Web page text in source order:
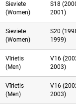
Sieviete
(Women)
S18
2001)
Sieviete
(Women)
S20
1999)
Vīrietis
(Men)
V16
2003)
Vīrietis
(Men)
V16
2003)